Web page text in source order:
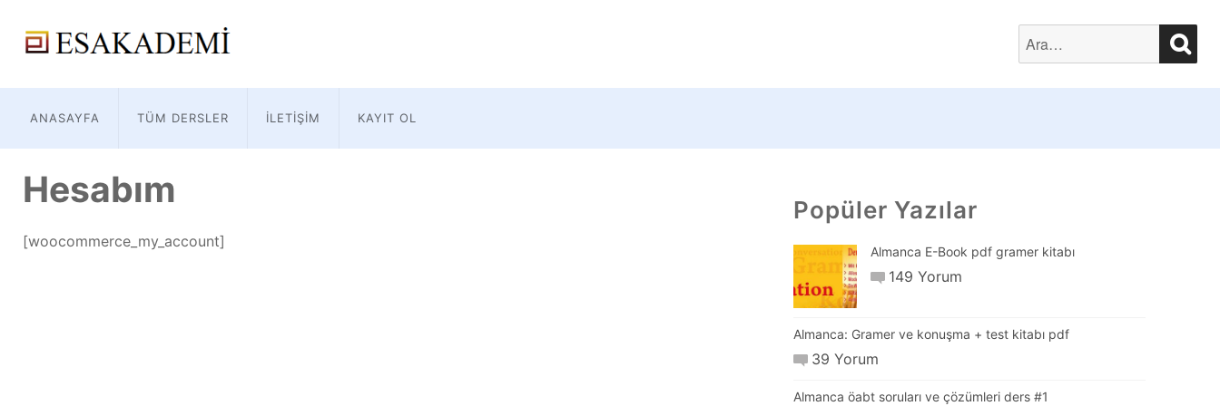
for:
ANASAYFA TÜM DERSLER İLETIŞIM KAYIT OL
Hesabım
[woocommerce_my_account]
Popüler Yazılar
Almanca E-Book pdf gramer kitabı
149 Yorum
Almanca: Gramer ve konuşma + test kitabı pdf
39 Yorum
Almanca öabt soruları ve çözümleri ders #1